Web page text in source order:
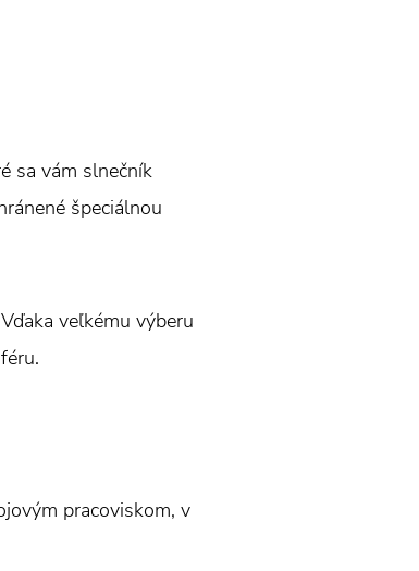
sa vám slnečník
špeciálnou
veľkému výberu
pracoviskom, v